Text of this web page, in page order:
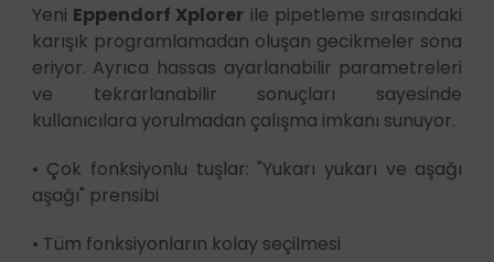
Yeni Eppendorf Xplorer ile pipetleme sırasındaki
karışık programlamadan oluşan gecikmeler sona
eriyor. Ayrıca hassas ayarlanabilir parametreleri
ve tekrarlanabilir sonuçları sayesinde
kullanıcılara yorulmadan çalışma imkanı sunuyor.
• Çok fonksiyonlu tuşlar: "Yukarı yukarı ve aşağı
aşağı" prensibi
• Tüm fonksiyonların kolay seçilmesi